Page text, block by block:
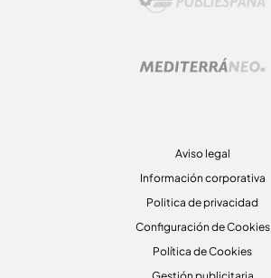
Aviso legal
Información corporativa
Politica de privacidad
Configuración de Cookies
Política de Cookies